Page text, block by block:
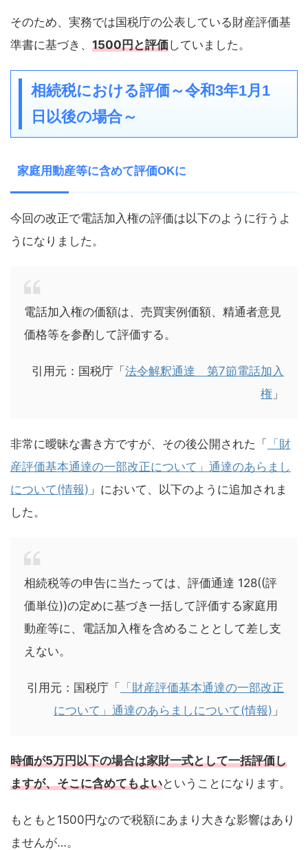
そのため、実務では国税庁の公表している財産評価基
準書に基づき、 1500円と評価していました。
相続税における評価～令和3年1月1
日以後の場合～
家庭用動産等に含めて評価OKに
今回の改正で電話加入権の評価は以下のように行うよ
うになりました。
電話加入権の価額は、売買実例価額、精通者意見
価格等を参酌して評価する。
引用元：国税庁「法令解釈通達 第7節電話加入
権 」
非常に曖昧な書き方ですが、その後公開された「 「財
産評価基本通達の一部改正について」通達のあらまし
について(情報) 」において、以下のように追加されま
した。
相続税等の申告に当たっては、評価通達 128((評
価単位))の定めに基づき一括して評価する家庭用
動産等に、電話加入権を含めることとして差し支
えない。
引用元：国税庁「 「財産評価基本通達の一部改正
について」通達のあらましについて(情報) 」
時価が5万円以下の場合は家財一式として一括評価し
ますが、そこに含めてもよいということになります。
もともと1500円なので税額にあまり大きな影響はあり
ませんが…。